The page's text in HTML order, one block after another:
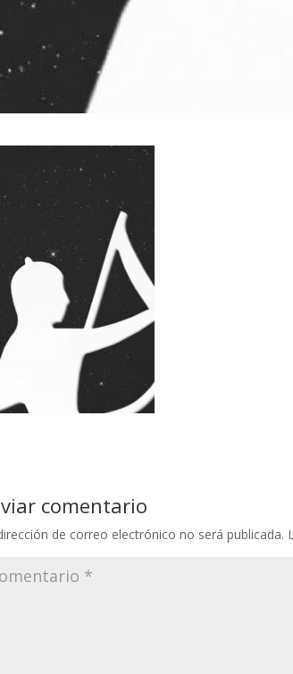
comentario
de correo electrónico no será publicada.